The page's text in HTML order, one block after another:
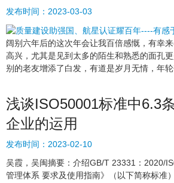
发布时间： 2023-03-03
阔别六年后的这次年会让我百倍感慨，有幸
高兴，尤其是见到太多的陌生和熟悉的面孔
别的老友增添了白发，有道是岁月无情，年轮
浅谈ISO50001标准中6.3
企业的运用
发布时间： 2023-02-10
吴霞，吴闽摘要：介绍GB/T 23331：2020/
管理体系 要求及使用指南》（以下简称标准